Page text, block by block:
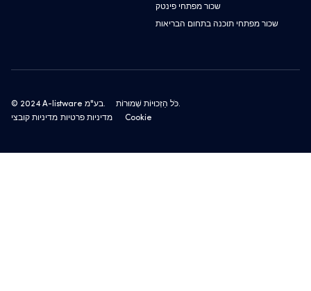
שכור מפתחי פינטק
שכור מפתחי תוכנה בתחום הבריאות
© 2024 A-listware בע"מ.
כֹּל הַזְכוּיוֹת שְׁמוּרוֹת.
מדיניות פרטיות
מדיניות קובצי Cookie